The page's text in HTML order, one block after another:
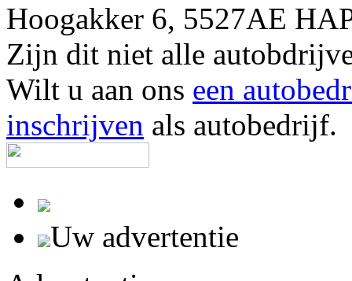
Hoogakker 6, 5527AE
Zijn dit niet alle
Wilt u aan ons een
inschrijven als autobedrijf.
Uw advertentie